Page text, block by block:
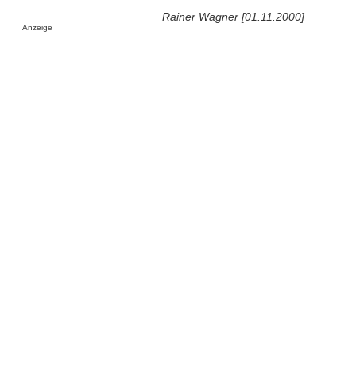
Rainer Wagner [01.11.2000]
Anzeige